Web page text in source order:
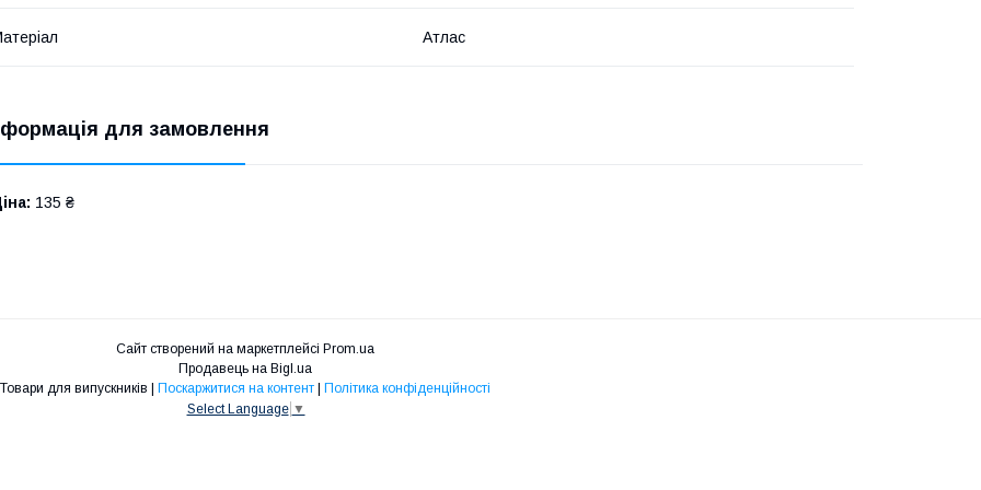
Атлас
для замовлення
135 ₴
Сайт створений на маркетплейсі Prom.ua
Продавець на Bigl.ua
Поскаржитися на контент
Політика конфіденційності
Select Language ▼